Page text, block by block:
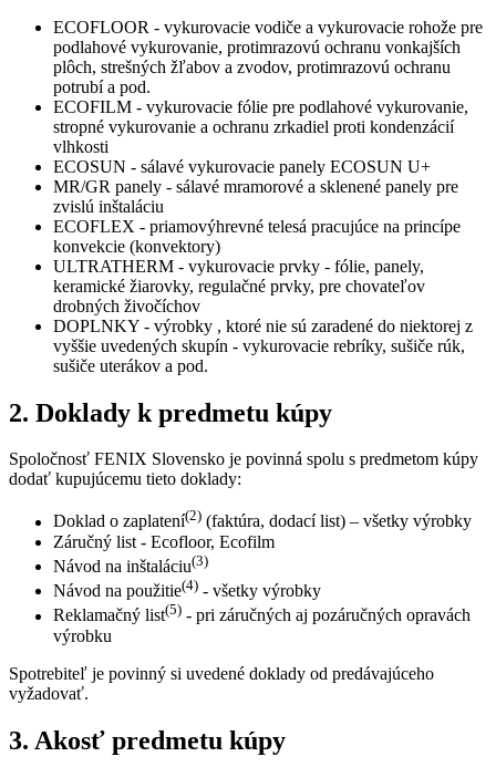
ECOFLOOR - vykurovacie vodiče a vykurovacie rohože pre
podlahové vykurovanie, protimrazovú ochranu vonkajších
plôch, strešných žľabov a zvodov, protimrazovú ochranu
potrubí a pod.
ECOFILM - vykurovacie fólie pre podlahové vykurovanie,
stropné vykurovanie a ochranu zrkadiel proti kondenzácií
vlhkosti
ECOSUN - sálavé vykurovacie panely ECOSUN U+
MR/GR panely - sálavé mramorové a sklenené panely pre
zvislú inštaláciu
ECOFLEX - priamovýhrevné telesá pracujúce na princípe
konvekcie (konvektory)
ULTRATHERM - vykurovacie prvky - fólie, panely,
keramické žiarovky, regulačné prvky, pre chovateľov
drobných živočíchov
DOPLNKY - výrobky , ktoré nie sú zaradené do niektorej z
vyššie uvedených skupín - vykurovacie rebríky, sušiče rúk,
sušiče uterákov a pod.
2. Doklady k predmetu kúpy
Spoločnosť FENIX Slovensko je povinná spolu s predmetom kúpy
dodať kupujúcemu tieto doklady:
Doklad o zaplatení(2) (faktúra, dodací list) – všetky výrobky
Záručný list - Ecofloor, Ecofilm
Návod na inštaláciu(3)
Návod na použitie(4) - všetky výrobky
Reklamačný list(5) - pri záručných aj pozáručných opravách
výrobku
Spotrebiteľ je povinný si uvedené doklady od predávajúceho
vyžadovať.
3. Akosť predmetu kúpy